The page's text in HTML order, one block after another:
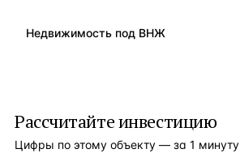
Недвижимость под ВНЖ
Рассчитайте инвестицию
Цифры по этому объекту — за 1 минуту